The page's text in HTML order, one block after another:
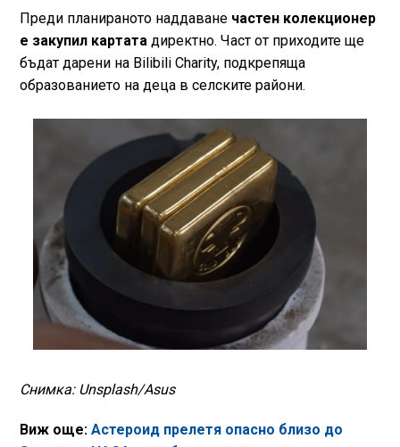
Преди планираното наддаванечастен колекционер
е закупил картатадиректно. Част от приходите ще
бъдат дарени на Bilibili Charity, подкрепяща
образованието на деца в селските райони.
Снимка: Unsplash/Asus
Виж още: Астероид прелетя опасно близо до